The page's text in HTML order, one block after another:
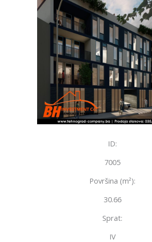
ID:
7005
Površina (m²):
30.66
Sprat:
IV